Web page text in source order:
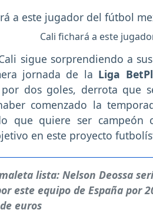
Cali fichará a este
sigue sorprendiendo a
jornada de la Liga
dos goles, derrota que
comenzado la
que quiere ser campeón
en este proyecto